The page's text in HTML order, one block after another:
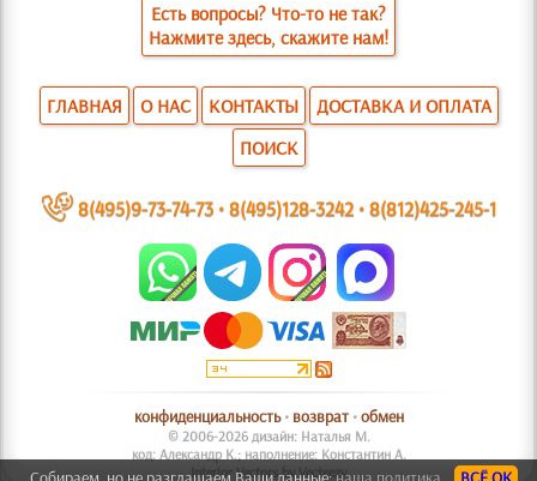
Есть вопросы? Что-то не так?
Нажмите здесь, скажите нам!
ГЛАВНАЯ О НАС КОНТАКТЫ
ДОСТАВКА И ОПЛАТА
ПОИСК
~ 8(495)9-73-74-73•8(495)128-3242•8(812)425-245-1
конфиденциальность• возврат•обмен
© 2006-2026 дизайн: Наталья М.
код: Александр К.; наполнение: Константин А.
Interior Vectors by Vecteezy